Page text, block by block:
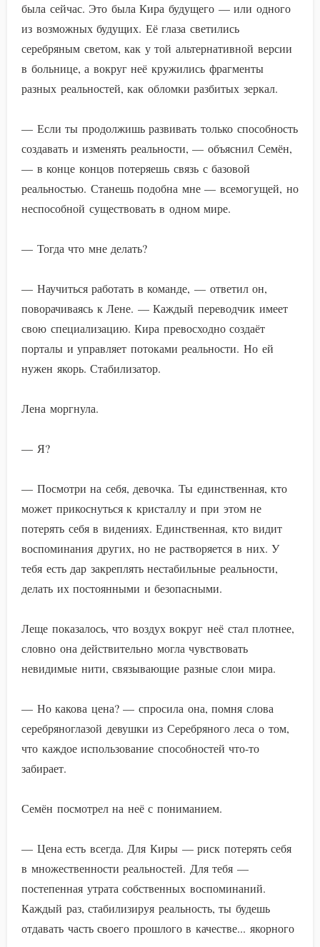
была сейчас. Это была Кира будущего — или одного
из возможных будущих. Её глаза светились
серебряным светом, как у той альтернативной версии
в больнице, а вокруг неё кружились фрагменты
разных реальностей, как обломки разбитых зеркал.
— Если ты продолжишь развивать только способность
создавать и изменять реальности, — объяснил Семён,
— в конце концов потеряешь связь с базовой
реальностью. Станешь подобна мне — всемогущей, но
неспособной существовать в одном мире.
— Тогда что мне делать?
— Научиться работать в команде, — ответил он,
поворачиваясь к Лене. — Каждый переводчик имеет
свою специализацию. Кира превосходно создаёт
порталы и управляет потоками реальности. Но ей
нужен якорь. Стабилизатор.
Лена моргнула.
— Я?
— Посмотри на себя, девочка. Ты единственная, кто
может прикоснуться к кристаллу и при этом не
потерять себя в видениях. Единственная, кто видит
воспоминания других, но не растворяется в них. У
тебя есть дар закреплять нестабильные реальности,
делать их постоянными и безопасными.
Леще показалось, что воздух вокруг неё стал плотнее,
словно она действительно могла чувствовать
невидимые нити, связывающие разные слои мира.
— Но какова цена? — спросила она, помня слова
серебряноглазой девушки из Серебряного леса о том,
что каждое использование способностей что-то
забирает.
Семён посмотрел на неё с пониманием.
— Цена есть всегда. Для Киры — риск потерять себя
в множественности реальностей. Для тебя —
постепенная утрата собственных воспоминаний.
Каждый раз, стабилизируя реальность, ты будешь
отдавать часть своего прошлого в качестве... якорного